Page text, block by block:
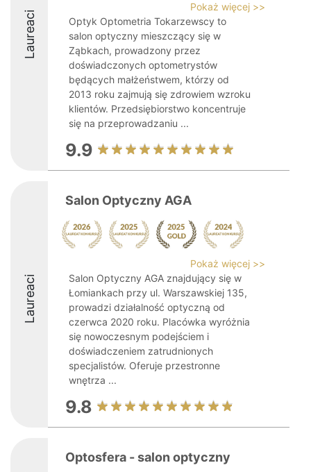
Laureaci
Pokaż więcej >>
Optyk Optometria Tokarzewscy to
salon optyczny mieszczący się w
Ząbkach, prowadzony przez
doświadczonych optometrystów
będących małżeństwem, którzy od
2013 roku zajmują się zdrowiem wzroku
klientów. Przedsiębiorstwo koncentruje
się na przeprowadzaniu ...
9.9
Laureaci
Salon Optyczny AGA
Pokaż więcej >>
Salon Optyczny AGA znajdujący się w
Łomiankach przy ul. Warszawskiej 135,
prowadzi działalność optyczną od
czerwca 2020 roku. Placówka wyróżnia
się nowoczesnym podejściem i
doświadczeniem zatrudnionych
specjalistów. Oferuje przestronne
wnętrza ...
9.8
Optosfera - salon optyczny